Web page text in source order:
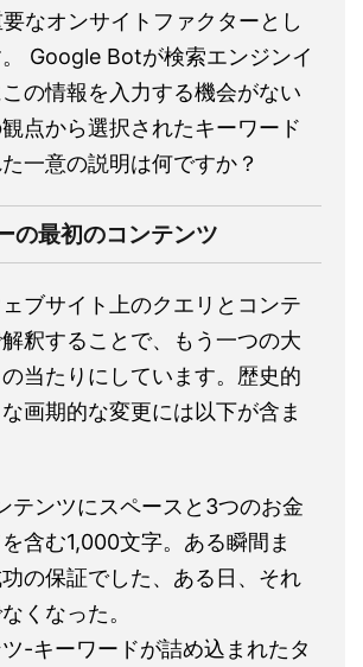
なオンサイトファクターとし
Google Botが検索エンジンイ
の情報を入力する機会がない
点から選択されたキーワード
一意の説明は何ですか？
の最初のコンテンツ
ブサイト上のクエリとコンテ
釈することで、もう一つの大
当たりにしています。歴史的
画期的な変更には以下が含ま
テンツにスペースと3つのお金
含む1,000文字。ある瞬間ま
の保証でした、ある日、それ
くなった。
-キーワードが詰め込まれたタ